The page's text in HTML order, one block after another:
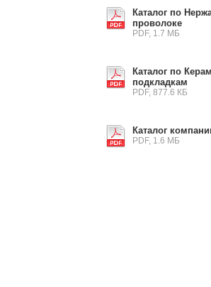
Каталог по
проволоке
PDF, 1.7 МБ
Каталог по
подкладкам
PDF, 877.6 КБ
Каталог
PDF, 1.6 МБ